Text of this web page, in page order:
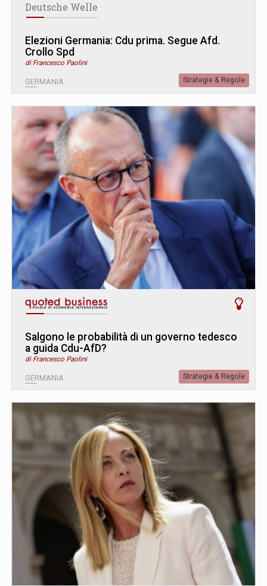
Deutsche Welle
Elezioni Germania: Cdu prima. Segue Afd.
Crollo Spd
di Francesco Paolini
GERMANIA Strategie & Regole
Salgono le probabilità di un governo tedesco
a guida Cdu-AfD?
di Francesco Paolini
GERMANIA Strategie & Regole